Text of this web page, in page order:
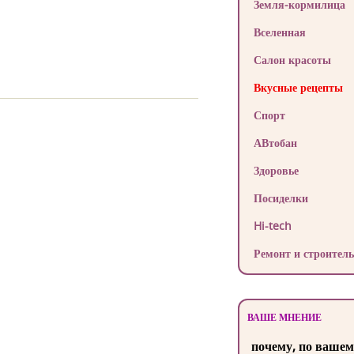
Земля-кормилица
Вселенная
Салон красоты
Вкусные рецепты
Спорт
АВтобан
Здоровье
Посиделки
Hi-tech
Ремонт и
ВАШЕ МНЕНИЕ
почему, по